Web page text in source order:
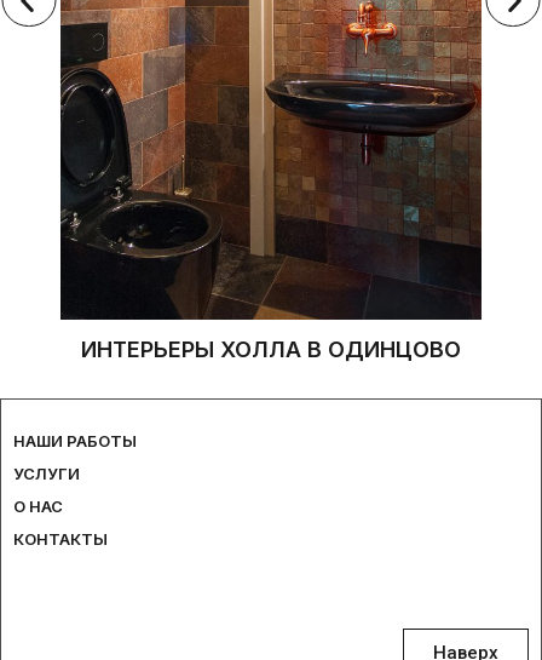
ИНТЕРЬЕРЫ ХОЛЛА В ОДИНЦОВО
НАШИ РАБОТЫ
УСЛУГИ
О НАС
КОНТАКТЫ
Наверх